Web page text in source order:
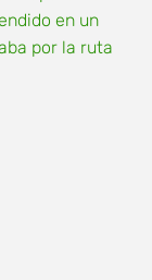
en un
por la ruta